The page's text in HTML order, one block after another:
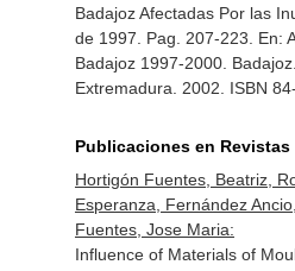
Badajoz Afectadas Por las
de 1997. Pag. 207-223. En:
Badajoz 1997-2000.
Extremadura. 2002. ISBN
Publicaciones en Revistas
Hortigón Fuentes, Beatriz,
Esperanza, Fernández
Fuentes, Jose Maria:
Influence of Materials of